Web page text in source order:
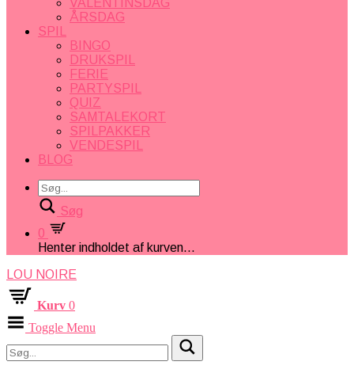
VALENTINSDAG
ÅRSDAG
SPIL
BINGO
DRUKSPIL
FERIE
PARTYSPIL
QUIZ
SAMTALEKORT
SPILPAKKER
VENDESPIL
BLOG
Søg
0
Henter indholdet af kurven...
LOU NOIRE
Kurv 0
Toggle Menu